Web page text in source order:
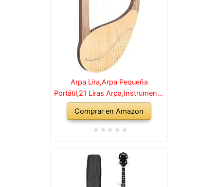
Arpa Lira,Arpa Pequeña
Portátil,21 Liras Arpa,Instrumento
De Cuerda,Instrumento Caoba
con Cuerdas,Lira,Fácil De
Operar,con Llave De Afinación Y
la música
Comprar en Amazon